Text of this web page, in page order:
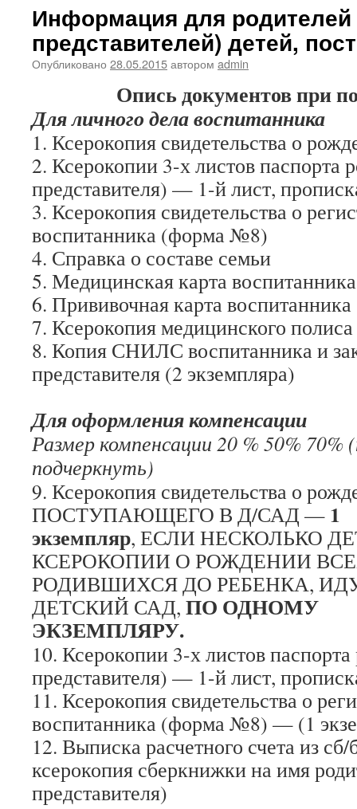
Информация для родителей
представителей) детей,
Опубликовано 28.05.2015автором admin
Опись документов при
Для личного дела воспитанника
1. Ксерокопия свидетельства о
2. Ксерокопии 3-х листов паспорта
представителя) — 1-й лист,
3. Ксерокопия свидетельства о
воспитанника (форма №8)
4. Справка о составе семьи
5. Медицинская карта воспитанника
6. Прививочная карта воспитанника
7. Ксерокопия медицинского
8. Копия СНИЛС воспитанника и
представителя (2 экземпляра)
Для оформления компенсации
Размер компенсации 20 % 50% 70%
подчеркнуть)
9. Ксерокопия свидетельства о
ПОСТУПАЮЩЕГО В Д/САД — 1
экземпляр, ЕСЛИ НЕСКОЛЬКО
КСЕРОКОПИИ О РОЖДЕНИИ
РОДИВШИХСЯ ДО РЕБЕНКА,
ДЕТСКИЙ САД, ПО ОДНОМУ
ЭКЗЕМПЛЯРУ.
10. Ксерокопии 3-х листов
представителя) — 1-й лист,
11. Ксерокопия свидетельства о
воспитанника (форма №8) — (1
12. Выписка расчетного счета из
ксерокопия сберкнижки на имя
представителя)